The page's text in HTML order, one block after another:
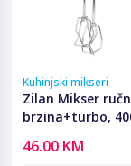
Kuhinjski mikseri
Zilan Mikser
brzina+turbo,
46.00 KM